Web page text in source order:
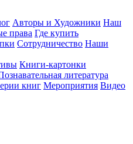
Авторы и Художники Наш
права Где купить
Сотрудничество Наши
Книги-картонки
литература
книг Мероприятия Видео